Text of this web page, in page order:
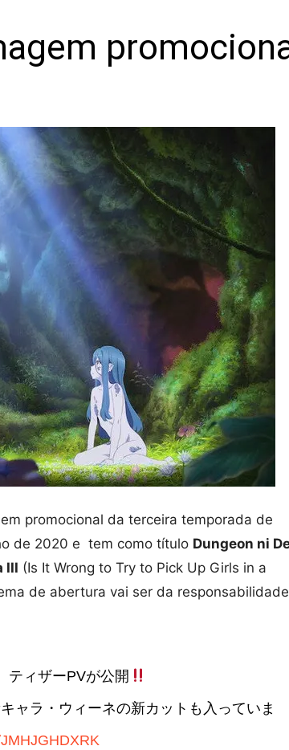
promocional da terceira temporada de
de 2020 e tem como título Dungeon ni
III (Is It Wrong to Try to Pick Up Girls in a
de abertura vai ser da
ティザーPVが公開
ャラ・ウィーネの新カットも入っていま